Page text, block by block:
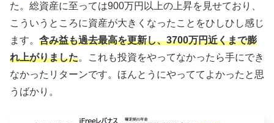
た。総資産に至っては900万円以上の上昇を見せており、
こういうところに資産が大きくなったことをひしひし感じ
ます。 含み益も過去最高を更新し、3700万円近くまで膨
れ上がりました。これも投資をやってなかったら手にでき
なかったリターンです。ほんとうにやっててよかったと思
うばかり。